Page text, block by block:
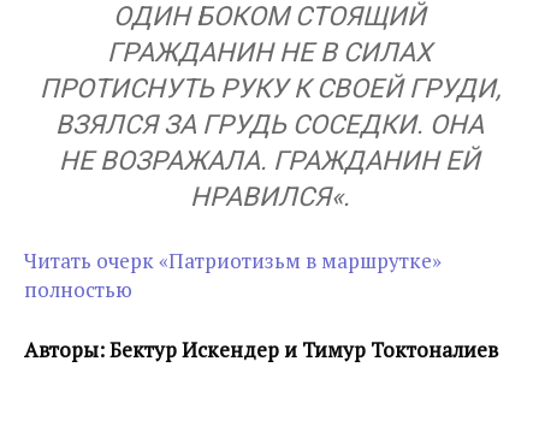
ОДИН БОКОМ СТОЯЩИЙ
ГРАЖДАНИН НЕ В СИЛАХ
ПРОТИСНУТЬ РУКУ К СВОЕЙ ГРУДИ,
ВЗЯЛСЯ ЗА ГРУДЬ СОСЕДКИ. ОНА
НЕ ВОЗРАЖАЛА. ГРАЖДАНИН ЕЙ
НРАВИЛСЯ«.
Читать очерк «Патриотизьм в маршрутке»
полностью
Авторы: Бектур Искендер и Тимур Токтоналиев